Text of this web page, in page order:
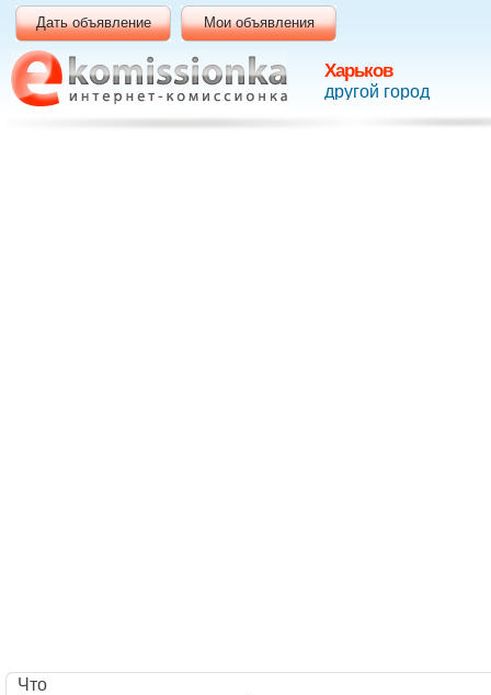
Харьков
другой город
Дать объявление Мои объявления
Что